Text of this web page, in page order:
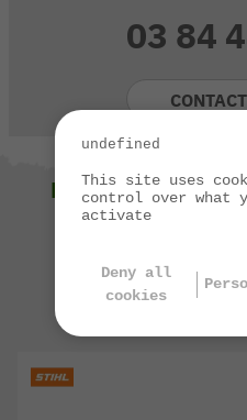
03 84
NOUS VOUS
undefined
This site uses
control over what
activate
Deny all
cookies